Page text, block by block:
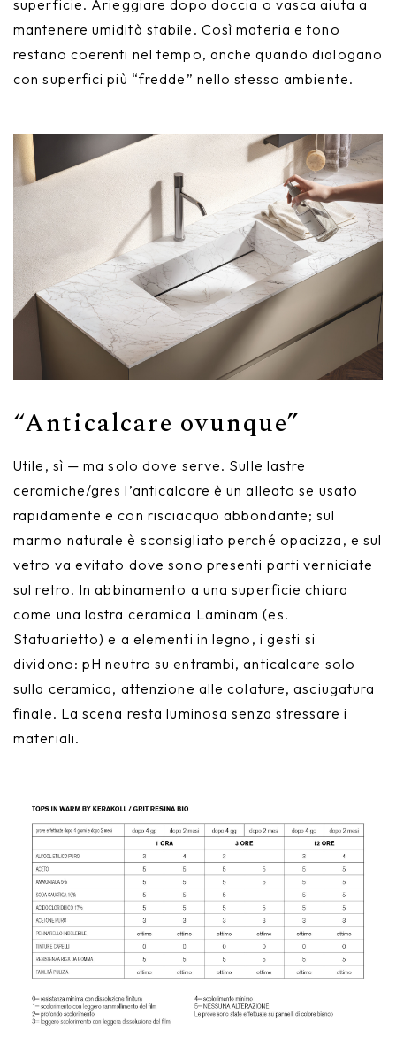
superficie. Arieggiare dopo doccia o vasca aiuta a
mantenere umidità stabile. Così materia e tono
restano coerenti nel tempo, anche quando dialogano
con superfici più “fredde” nello stesso ambiente.
“Anticalcare ovunque”
Utile, sì — ma solo dove serve. Sulle lastre
ceramiche/gres l’anticalcare è un alleato se usato
rapidamente e con risciacquo abbondante; sul
marmo naturale è sconsigliato perché opacizza, e sul
vetro va evitato dove sono presenti parti verniciate
sul retro. In abbinamento a una superficie chiara
come una lastra ceramica Laminam (es.
Statuarietto) e a elementi in legno, i gesti si
dividono: pH neutro su entrambi, anticalcare solo
sulla ceramica, attenzione alle colature, asciugatura
finale. La scena resta luminosa senza stressare i
materiali.